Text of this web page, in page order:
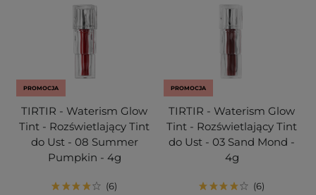
PROMOCJA
TIRTIR - Waterism Glow
Tint - Rozświetlający Tint
do Ust - 08 Summer
Pumpkin - 4g
6
PROMOCJA
TIRTIR - Waterism Glow
Tint - Rozświetlający Tint
do Ust - 03 Sand Mond -
4g
6